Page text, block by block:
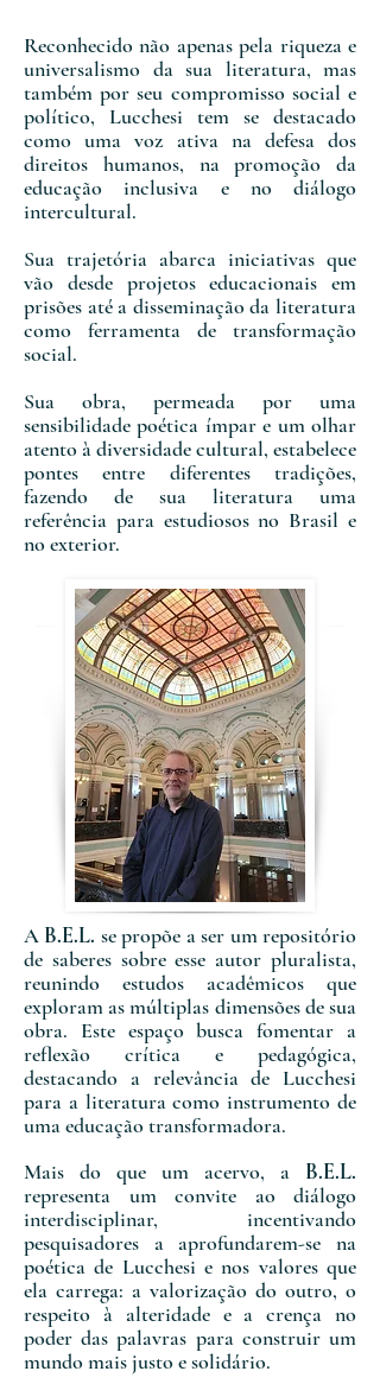
​Reconhecido não apenas pela riqueza e
universalismo da sua literatura, mas
também por seu compromisso social e
político, Lucchesi tem se destacado
como uma voz ativa na defesa dos
direitos humanos, na promoção da
educação inclusiva e no diálogo
intercultural.
Sua trajetória abarca iniciativas que
vão desde projetos educacionais em
prisões até a disseminação da literatura
como ferramenta de transformação
social.
​Sua obra, permeada por uma
sensibilidade poética ímpar e um olhar
atento à diversidade cultural, estabelece
pontes entre diferentes tradições,
fazendo de sua literatura uma
referência para estudiosos no Brasil e
no exterior.
​​A B.E.L. se propõe a ser um repositório
de saberes sobre esse autor pluralista,
reunindo estudos acadêmicos que
exploram as múltiplas dimensões de sua
obra. Este espaço busca fomentar a
reflexão crítica e pedagógica,
destacando a relevância de Lucchesi
para a literatura como instrumento de
uma educação transformadora.​
Mais do que um acervo, a B.E.L.
representa um convite ao diálogo
interdisciplinar, incentivando
pesquisadores a aprofundarem-se na
poética de Lucchesi e nos valores que
ela carrega: a valorização do outro, o
respeito à alteridade e a crença no
poder das palavras para construir um
mundo mais justo e solidário.